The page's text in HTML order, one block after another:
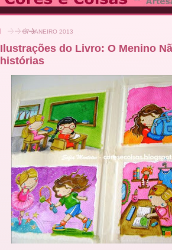
07 JANEIRO 2013
Ilustrações do Livro: O Menino
histórias